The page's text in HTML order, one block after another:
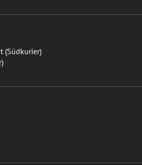
(Südkurier)